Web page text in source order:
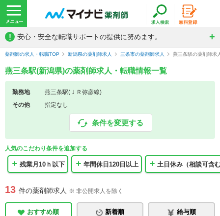
! 安心・安全な転職サポートの提供に努めます。
薬剤師の求人・転職TOP 新潟県の薬剤師求人 三条市の薬剤師求人 燕三条駅の薬剤師求
燕三条駅(新潟県)の薬剤師求人・転職情報一覧
勤務地
燕三条駅(ＪＲ弥彦線)
その他
指定なし
条件を変更する
人気のこだわり条件を追加する
残業月10ｈ以下 年間休日120日以上 土日休み（相談可含
13 件の薬剤師求人 ※ 非公開求人を除く
おすすめ順 新着順 給与順